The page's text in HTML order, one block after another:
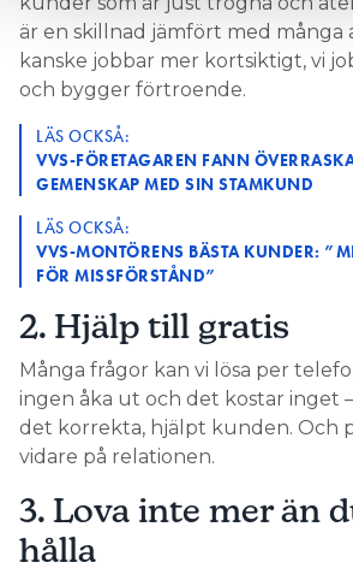
NU ÄR DET DAGS ATT ÖPPNAhuven
att lossa kabeln till motorerna
på maskinen öppnas och stängs
avslagen.
Sedan lyfter han upp och fäster
väggen. Innan han drar rören
nyborrade hålet tejpar han för för
slangöppningarna.
– Det gör jag bara tillfälligt för att
säger han.
SOM KYLTEKNIKER HARPeter Falk
el, men ingen behörighet. Han
mycket som möjligt för
inkopplingarna. Han tar fram
fixar till kabeländarna. Eftersom 4-
dyrare använder han 5-ledarkabel
bara fyra.
är en skillnad jämfört med många
kanske jobbar mer kortsiktigt, vi
och bygger förtroende.
LÄS OCKSÅ:
VVS-FÖRETAGAREN FANN
GEMENSKAP MED SIN STAMKUND
LÄS OCKSÅ:
VVS-MONTÖRENS BÄSTA KUNDER:
FÖR MISSFÖRSTÅND”
2. Hjälp till gratis
Många frågor kan vi lösa per
ingen åka ut och det kostar inget
det korrekta, hjälpt kunden. Och
vidare på relationen.
3. Lova inte mer än
hålla